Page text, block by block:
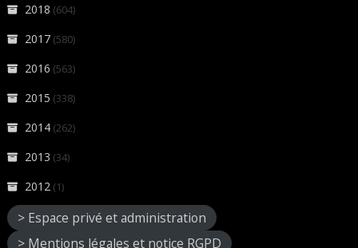
2018 (604)
2017 (580)
2016 (563)
2015 (338)
2014 (262)
2013 (34)
2012 (1)
> Espace privé et administration
> Mentions légales et notice RGPD